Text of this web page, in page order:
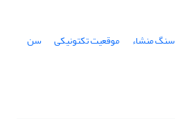
سنگ منشاء موقعیت تکتونیکی سن